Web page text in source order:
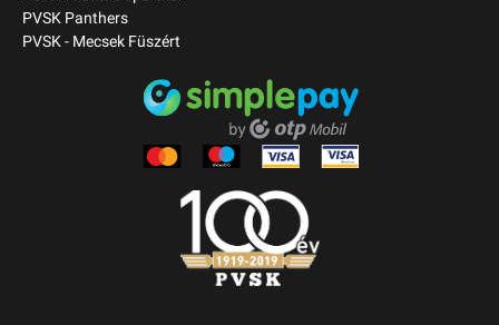
PVSK Panthers
PVSK - Mecsek Füszért